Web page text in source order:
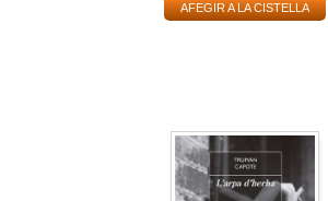
AFEGIR A LA CISTELLA